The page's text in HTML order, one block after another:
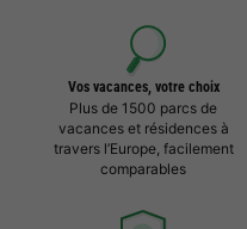
Vos vacances, votre choix
Plus de 1500 parcs de
vacances et résidences à
travers l’Europe, facilement
comparables